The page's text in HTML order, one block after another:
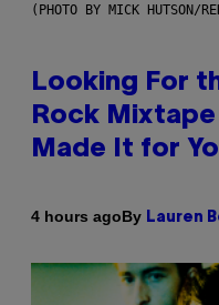
(PHOTO BY MICK HUTSON/
Looking For
Rock Mixtape
Made It for
4 hours agoBy Lauren